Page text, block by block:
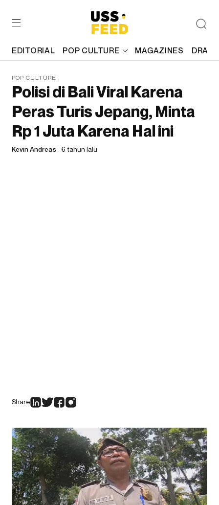
EDITORIAL POP CULTURE MAGAZINES
POP CULTURE
Polisi di Bali Viral Karena
Peras Turis Jepang, Minta
Rp 1 Juta Karena Hal ini
Kevin Andreas 6 tahun lalu
Share